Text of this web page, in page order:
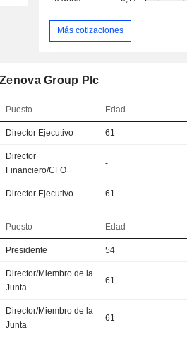
Más cotizaciones
Group Plc
Puesto Edad
Director Ejecutivo 61
Director
Financiero/CFO
-
Director Ejecutivo 61
Puesto Edad
Presidente 54
Director/Miembro de la
Junta
61
Director/Miembro de la
Junta
61